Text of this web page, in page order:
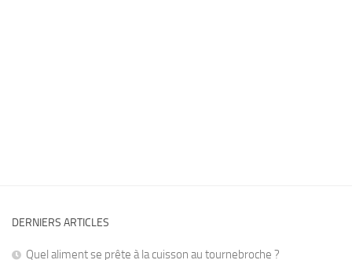
DERNIERS ARTICLES
Quel aliment se prête à la cuisson au tournebroche ?